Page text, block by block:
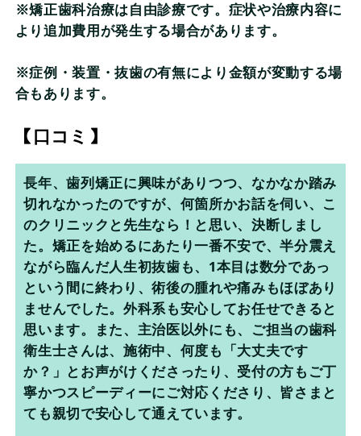
※矯正歯科治療は自由診療です。症状や治療内容に
より追加費用が発生する場合があります。
※症例・装置・抜歯の有無により金額が変動する場
合もあります。
【口コミ】
長年、歯列矯正に興味がありつつ、なかなか踏み
切れなかったのですが、何箇所かお話を伺い、こ
のクリニックと先生なら！と思い、決断しまし
た。矯正を始めるにあたり一番不安で、半分震え
ながら臨んだ人生初抜歯も、1本目は数分であっ
という間に終わり、術後の腫れや痛みもほぼあり
ませんでした。外科系も安心してお任せできると
思います。また、主治医以外にも、ご担当の歯科
衛生士さんは、施術中、何度も「大丈夫です
か？」とお声がけくださったり、受付の方もご丁
寧かつスピーディーにご対応くださり、皆さまと
ても親切で安心して通えています。